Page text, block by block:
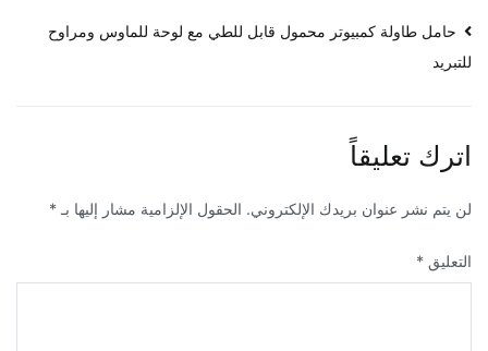
تصفّح
المقالات
حامل طاولة كمبيوتر محمول قابل للطي مع لوحة للماوس ومراوح
للتبريد
اترك تعليقاً
لن يتم نشر عنوان بريدك الإلكتروني. الحقول الإلزامية مشار إليها بـ *
التعليق *